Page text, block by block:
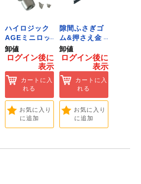
ハイロジック
AGEミニロッ
ク 360W
[Tools &
Hardware]
卸値
ログイン後に
表示
カートに入
れる
お気に入り
に追加
隙間ふさぎゴ
ム&押さえ金
物 72909
卸値
ログイン後に
表示
カートに入
れる
お気に入り
に追加